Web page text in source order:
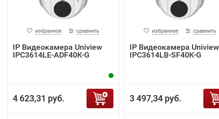
избранное сравнить
IP Видеокамера Uniview
IPC3614LE-ADF40K-G
4 623,31 руб.
избранное сравнить
IP Видеокамера Uniview
IPC3614LB-SF40K-G
3 497,34 руб.